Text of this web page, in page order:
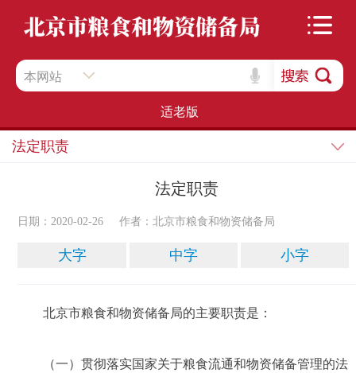
本网站
适老版
法定职责
法定职责
日期：2020-02-26 作者：北京市粮食和物资储备局
大字 中字 小字
北京市粮食和物资储备局的主要职责是：
（一）贯彻落实国家关于粮食流通和物资储备管理的法